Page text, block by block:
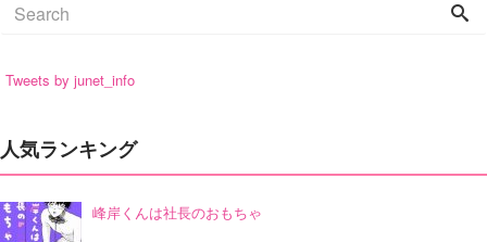
Tweets by junet_info
人気ランキング
峰岸くんは社長のおもちゃ